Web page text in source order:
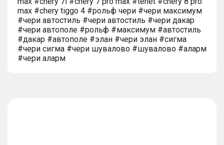
max #chery tiggo 4 #рольф чери #чери максимум
#чери автостиль #чери автостиль #чери дакар
#чери автополе #рольф #максимум #автостиль
#дакар #автополе #элан #чери элан #сигма
#чери сигма #чери шувалово #шувалово #аларм
#чери аларм